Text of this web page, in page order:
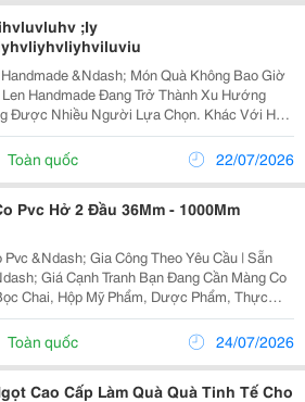
;Iy
&Ndash; Món Quà Không Bao Giờ
Được Nhiều Người Lựa Chọn. Khác Với Hoa
Được Vẻ Đẹp Trong Thời Gian Ngắn, Hoa
Lưu Giữ Trong Nhiều Năm Mà Vẫn Giữ
Toàn quốc 22/07/2026
Pvc Hở 2 Đầu 36Mm - 1000Mm
Pvc &Ndash; Gia Công Theo Yêu Cầu | Sẵn
Cạnh Tranh Bạn Đang Cần Màng Co
Chai, Hộp Mỹ Phẩm, Dược Phẩm, Thực
Tặng...? Cường Thịnh Nhận Gia Công Theo
Yêu Cầu, Đáp Ứng Đa Dạng Nhu Cầu
Toàn quốc 24/07/2026
Cao Cấp Làm Quà Quà Tinh Tế Cho